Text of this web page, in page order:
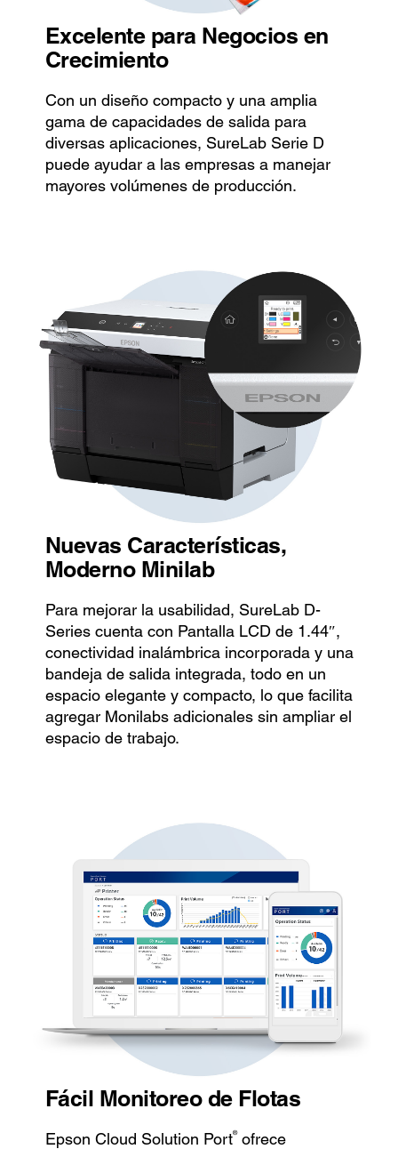
Excelente para Negocios en
Crecimiento
Con un diseño compacto y una amplia
gama de capacidades de salida para
diversas aplicaciones, SureLab Serie D
puede ayudar a las empresas a manejar
mayores volúmenes de producción.
Nuevas Características,
Moderno Minilab
Para mejorar la usabilidad, SureLab D-
Series cuenta con Pantalla LCD de 1.44″,
conectividad inalámbrica incorporada y una
bandeja de salida integrada, todo en un
espacio elegante y compacto, lo que facilita
agregar Monilabs adicionales sin ampliar el
espacio de trabajo.
Fácil Monitoreo de Flotas
Epson Cloud Solution Port®ofrece